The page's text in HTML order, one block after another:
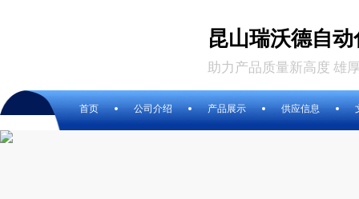
昆山瑞沃德自
助力产品质量新高度 雄
首页 公司介绍 产品展示 供应信息